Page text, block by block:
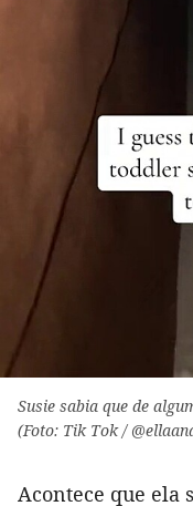
Susie sabia que de
(Foto: Tik Tok /
Acontece que ela